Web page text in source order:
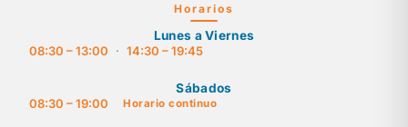
Horarios
Lunes a Viernes
08:30 – 13:00
· 14:30 – 19:45
Sábados
08:30 – 19:00
Horario continuo